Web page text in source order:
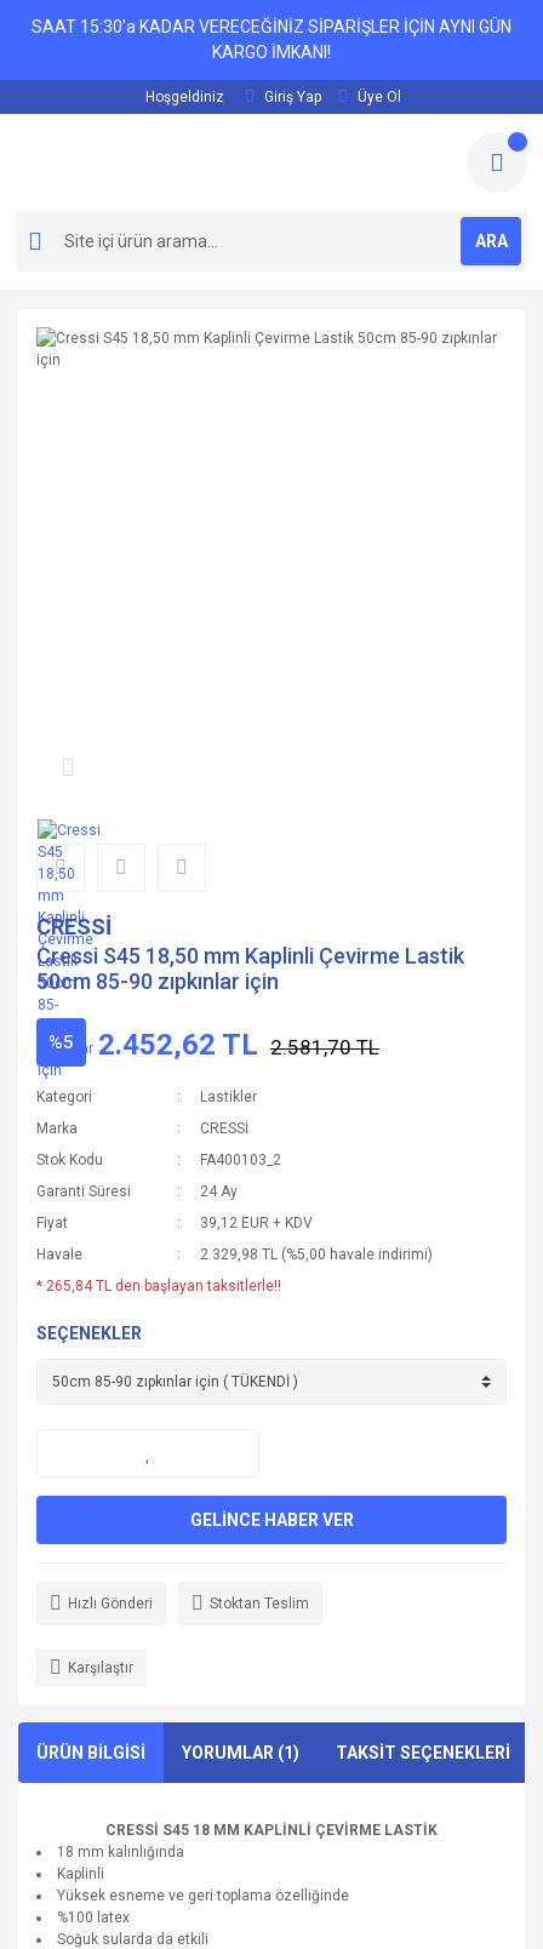
SAAT 15:30'a KADAR VERECEĞİNİZ SİPARİŞLER İÇİN AYNI GÜN
KARGO İMKANI!
Hoşgeldiniz Giriş Yap Üye Ol
ARA
CRESSİ
Cressi S45 18,50 mm Kaplinli Çevirme Lastik
50cm 85-90 zıpkınlar için
%5 2.452,62 TL 2.581,70 TL
Kategori
Lastikler
Marka
CRESSİ
Stok Kodu
FA400103_2
Garanti Süresi
24 Ay
Fiyat
39,12 EUR + KDV
Havale
2.329,98 TL (%5,00 havale indirimi)
* 265,84 TL den başlayan taksitlerle!!
SEÇENEKLER
GELİNCE HABER VER
Hızlı Gönderi Stoktan Teslim
Karşılaştır
ÜRÜN BİLGİSİ YORUMLAR (1) TAKSİT SEÇENEKLERİ
CRESSİ S45 18 MM KAPLİNLİ ÇEVİRME LASTİK
18 mm kalınlığında
Kaplinli
Yüksek esneme ve geri toplama özelliğinde
%100 latex
Soğuk sularda da etkili